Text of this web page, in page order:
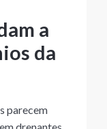
a
da
parecem